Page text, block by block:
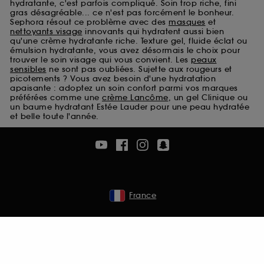
hydratante, c'est parfois compliqué. Soin trop riche, fini
gras désagréable... ce n'est pas forcément le bonheur.
Sephora résout ce problème avec des masques et
nettoyants visage innovants qui hydratent aussi bien
qu'une crème hydratante riche. Texture gel, fluide éclat ou
émulsion hydratante, vous avez désormais le choix pour
trouver le soin visage qui vous convient. Les peaux
sensibles ne sont pas oubliées. Sujette aux rougeurs et
picotements ? Vous avez besoin d'une hydratation
apaisante : adoptez un soin confort parmi vos marques
préférées comme une crème Lancôme, un gel Clinique ou
un baume hydratant Estée Lauder pour une peau hydratée
et belle toute l'année.
France
Cookies de sécurisation des paiements en ligne :
ils nous permettent de lutter notamment contre les
fraudes aux moyens de paiement et les
usurpations d’identité.
Cookies fonctionnels :il s’agit de cookies
permettant l’affichage et/ou la fourniture de
certaines fonctionnalités du site, tel que les
cookies d’authentification qui sont utilisés afin de
vous faire bénéficier de l’authentification
prolongée vous permettant d’accéder à votre
sans saisir à nouveau votre identifiant et mot de
A l'exception des cookies techniques, le dépôt et la
pouvez personnaliser vos choix concernant le dépôt